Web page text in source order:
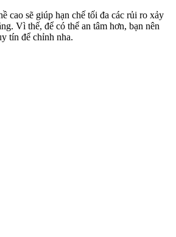
cao sẽ giúp hạn chế tối đa các rủi ro xảy
Vì thế, để có thể an tâm hơn, bạn nên
tín để chỉnh nha.